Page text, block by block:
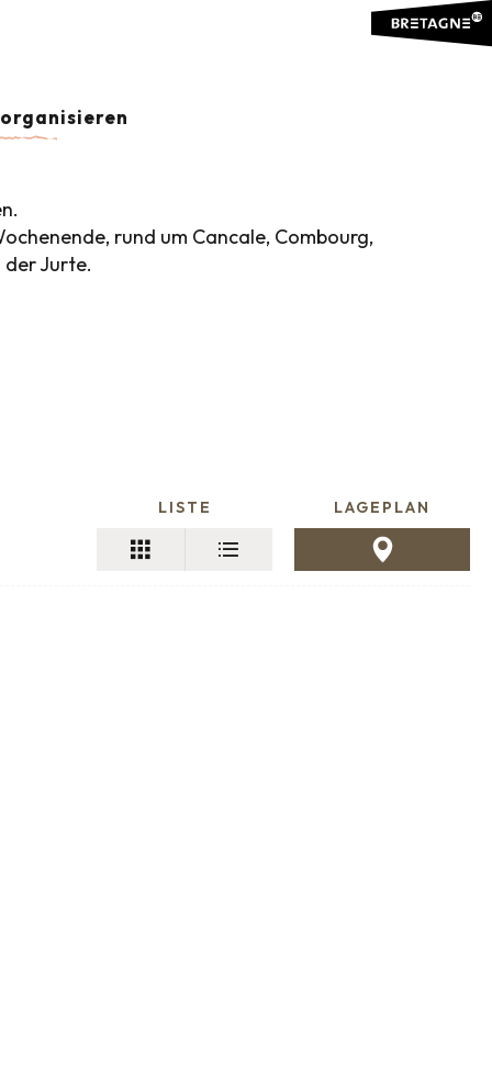
favoris
rund um Cancale, Combourg,
der Jurte.
LISTE LAGEPLAN